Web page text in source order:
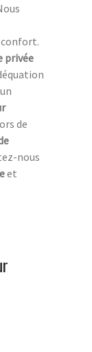
privée
de
nous
et